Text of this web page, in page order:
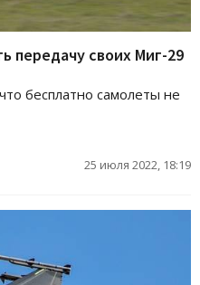
передачу своих Миг-29
бесплатно самолеты не
25 июля 2022, 18:19